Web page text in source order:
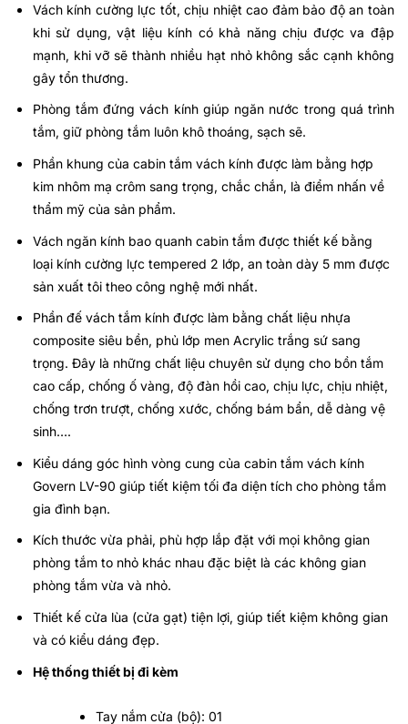
Vách kính cường lực tốt, chịu nhiệt cao đảm bảo độ an toàn
khi sử dụng, vật liệu kính có khả năng chịu được va đập
mạnh, khi vỡ sẽ thành nhiều hạt nhỏ không sắc cạnh không
gây tổn thương.
Phòng tắm đứng vách kính giúp ngăn nước trong quá trình
tắm, giữ phòng tắm luôn khô thoáng, sạch sẽ.
Phần khung của cabin tắm vách kính được làm bằng hợp
kim nhôm mạ crôm sang trọng, chắc chắn, là điểm nhấn về
thẩm mỹ của sản phẩm.
Vách ngăn kính bao quanh cabin tắm được thiết kế bằng
loại kính cường lực tempered 2 lớp, an toàn dày 5 mm được
sản xuất tôi theo công nghệ mới nhất.
Phần đế vách tắm kính được làm bằng chất liệu nhựa
composite siêu bền, phủ lớp men Acrylic trắng sứ sang
trọng. Đây là những chất liệu chuyên sử dụng cho bồn tắm
cao cấp, chống ố vàng, độ đàn hồi cao, chịu lực, chịu nhiệt,
chống trơn trượt, chống xước, chống bám bẩn, dễ dàng vệ
sinh….
Kiểu dáng góc hình vòng cung của cabin tắm vách kính
Govern LV-90 giúp tiết kiệm tối đa diện tích cho phòng tắm
gia đình bạn.
Kích thước vừa phải, phù hợp lắp đặt với mọi không gian
phòng tắm to nhỏ khác nhau đặc biệt là các không gian
phòng tắm vừa và nhỏ.
Thiết kế cửa lùa (cửa gạt) tiện lợi, giúp tiết kiệm không gian
và có kiểu dáng đẹp.
Hệ thống thiết bị đi kèm
Tay nắm cửa (bộ): 01